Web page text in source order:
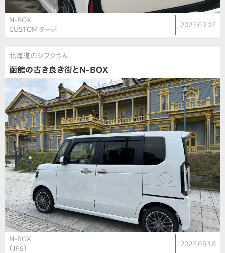
N-BOX
CUSTOM ターボ
2025.09.05
北海道のシフクさん
函館の古き良き街とN-BOX
N-BOX
（JF6）
2025.08.18